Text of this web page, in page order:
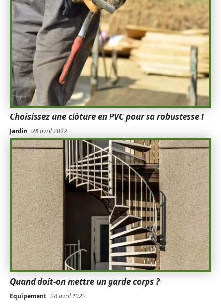
Choisissez une clôture en PVC pour sa robustesse !
Jardin 28 avril 2022
Quand doit-on mettre un garde corps ?
Equipement 28 avril 2022